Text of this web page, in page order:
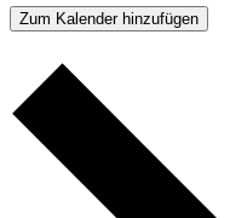
Zum Kalender hinzufügen